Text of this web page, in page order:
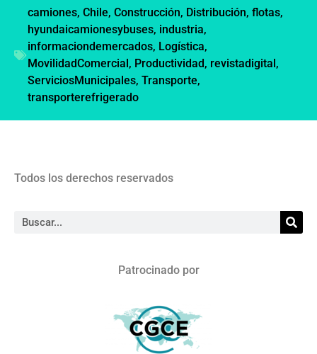
camiones, Chile, Construcción, Distribución, flotas,
hyundaicamionesybuses, industria,
informaciondemercados, Logística,
MovilidadComercial, Productividad, revistadigital,
ServiciosMunicipales, Transporte,
transporterefrigerado
Todos los derechos reservados
Patrocinado por